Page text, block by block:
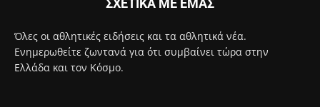
Όλες οι αθλητικές ειδήσεις και τα αθλητικά νέα.
Ενημερωθείτε ζωντανά για ότι συμβαίνει τώρα στην
Ελλάδα και τον Κόσμο.